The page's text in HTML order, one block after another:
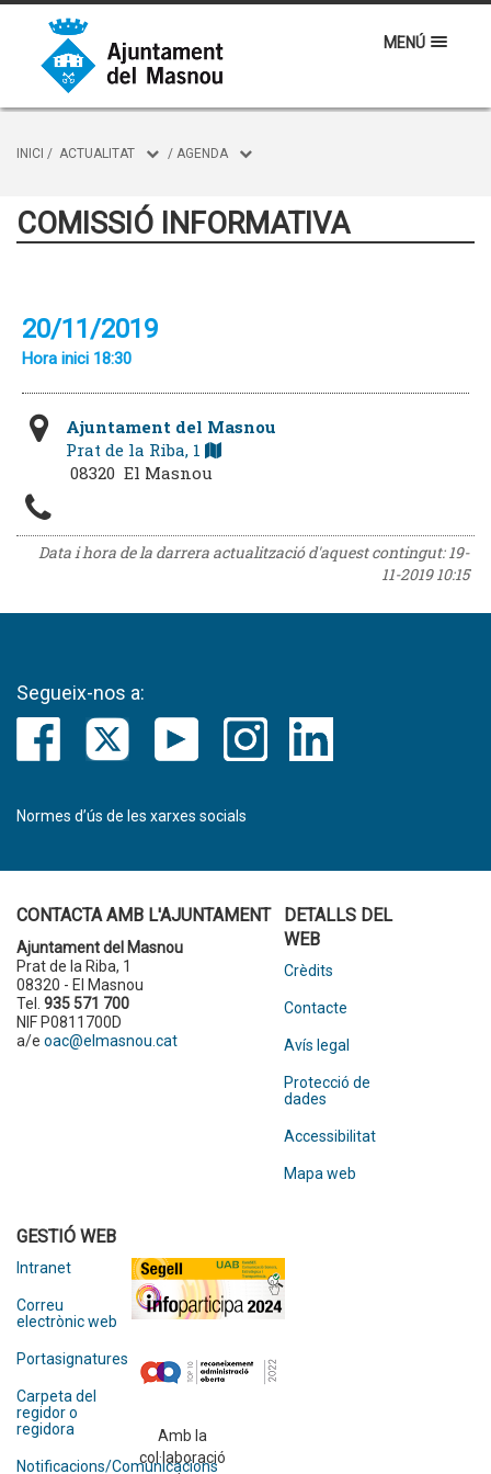
MENÚ
INICI / ACTUALITAT / AGENDA
COMISSIÓ INFORMATIVA
20/11/2019
Hora inici 18:30
Ajuntament del Masnou
Prat de la Riba, 1
08320 El Masnou
Data i hora de la darrera actualització d'aquest contingut:19-
11-2019 10:15
Segueix-nos a:
Normes d’ús de les xarxes socials
CONTACTA AMB L'AJUNTAMENT
Ajuntament del Masnou
Prat de la Riba, 1
08320 - El Masnou
Tel. 935 571 700
NIF P0811700D
a/e oac@elmasnou.cat
DETALLS DEL
WEB
Crèdits
Contacte
Avís legal
Protecció de
dades
Accessibilitat
Mapa web
GESTIÓ WEB
Intranet
Correu
electrònic web
Portasignatures
Carpeta del
regidor o
regidora
Notificacions/Comunicacions
Amb la
col·laboració